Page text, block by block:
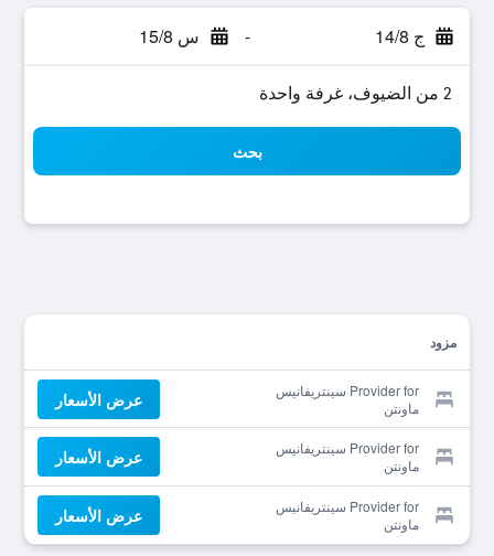
ج 14/8 - س 15/8
2 من الضيوف، غرفة واحدة
بحث
مزود
Provider for سينتريفانيس
ماونتن
عرض الأسعار
Provider for سينتريفانيس
ماونتن
عرض الأسعار
Provider for سينتريفانيس
ماونتن
عرض الأسعار